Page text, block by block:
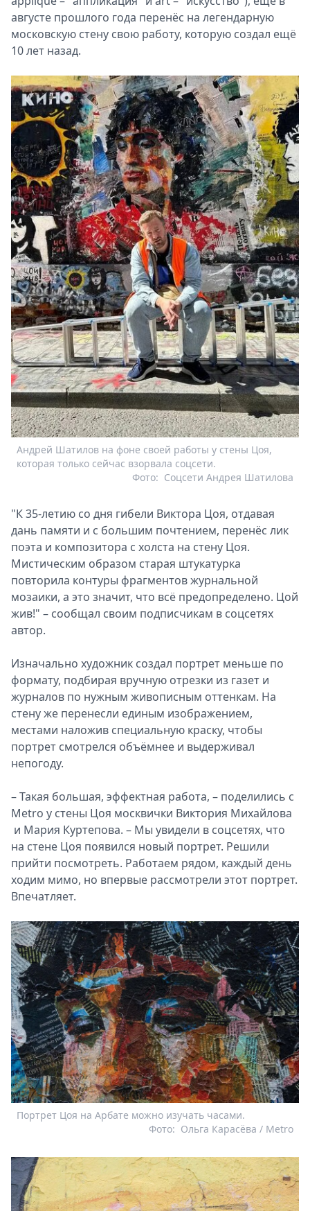
августе прошлого года перенёс на легендарную
московскую стену свою работу, которую создал ещё
10 лет назад.
Андрей Шатилов на фоне своей работы у стены Цоя,
которая только сейчас взорвала соцсети.
Соцсети Андрея Шатилова
Фото:
"К 35-летию со дня гибели Виктора Цоя, отдавая
дань памяти и с большим почтением, перенёс лик
поэта и композитора с холста на стену Цоя.
Мистическим образом старая штукатурка
повторила контуры фрагментов журнальной
мозаики, а это значит, что всё предопределено. Цой
жив!" – сообщал своим подписчикам в соцсетях
автор.
Изначально художник создал портрет меньше по
формату, подбирая вручную отрезки из газет и
журналов по нужным живописным оттенкам. На
стену же перенесли единым изображением,
местами наложив специальную краску, чтобы
портрет смотрелся объёмнее и выдерживал
непогоду.
– Такая большая, эффектная работа, – поделились с
Metro у стены Цоя москвички Виктория Михайлова
и Мария Куртепова. – Мы увидели в соцсетях, что
на стене Цоя появился новый портрет. Решили
прийти посмотреть. Работаем рядом, каждый день
ходим мимо, но впервые рассмотрели этот портрет.
Впечатляет.
Портрет Цоя на Арбате можно изучать часами.
Ольга Карасёва / Metro
Фото: